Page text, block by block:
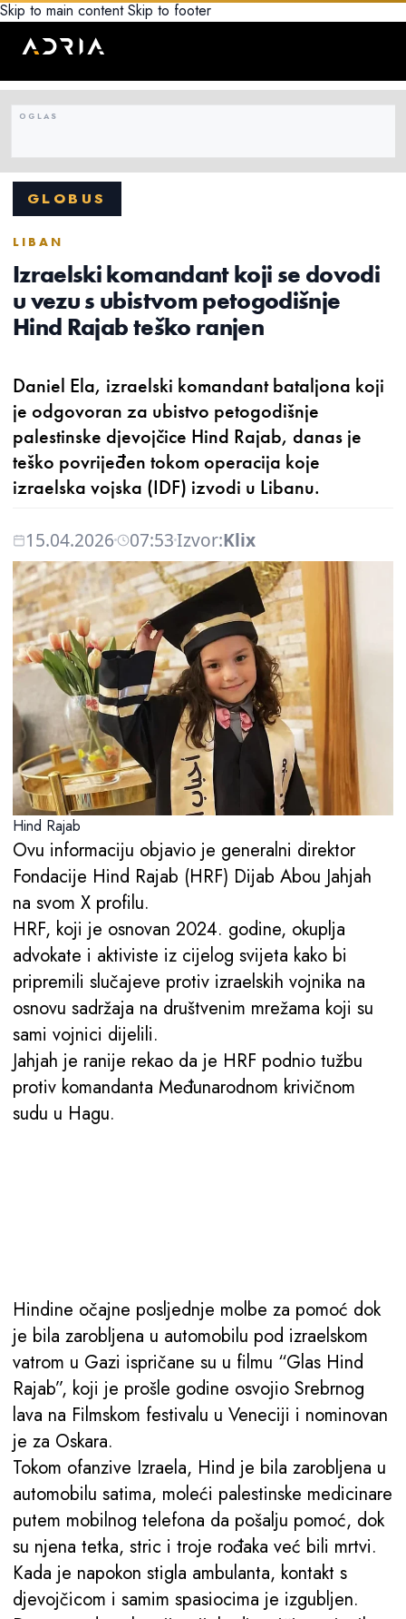
Skip to main content Skip to footer
GLOBUS
LIBAN
Izraelski komandant koji se dovodi
u vezu s ubistvom petogodišnje
Hind Rajab teško ranjen
Daniel Ela, izraelski komandant bataljona koji
je odgovoran za ubistvo petogodišnje
palestinske djevojčice Hind Rajab, danas je
teško povrijeđen tokom operacija koje
izraelska vojska (IDF) izvodi u Libanu.
15.04.2026 07:53Izvor:Klix
Hind Rajab
Ovu informaciju objavio je generalni direktor
Fondacije Hind Rajab (HRF) Dijab Abou Jahjah
na svom X profilu.
HRF, koji je osnovan 2024. godine, okuplja
advokate i aktiviste iz cijelog svijeta kako bi
pripremili slučajeve protiv izraelskih vojnika na
osnovu sadržaja na društvenim mrežama koji su
sami vojnici dijelili.
Jahjah je ranije rekao da je HRF podnio tužbu
protiv komandanta Međunarodnom krivičnom
sudu u Hagu.
Hindine očajne posljednje molbe za pomoć dok
je bila zarobljena u automobilu pod izraelskom
vatrom u Gazi ispričane su u filmu “Glas Hind
Rajab”, koji je prošle godine osvojio Srebrnog
lava na Filmskom festivalu u Veneciji i nominovan
je za Oskara.
Tokom ofanzive Izraela, Hind je bila zarobljena u
automobilu satima, moleći palestinske medicinare
putem mobilnog telefona da pošalju pomoć, dok
su njena tetka, stric i troje rođaka već bili mrtvi.
Kada je napokon stigla ambulanta, kontakt s
djevojčicom i samim spasiocima je izgubljen.